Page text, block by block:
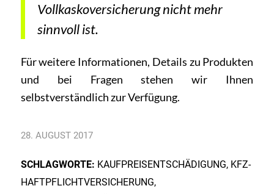
Vollkaskoversicherung nicht mehr
sinnvoll ist.
Für weitere Informationen, Details zu Produkten
und bei Fragenstehen wir Ihnen
selbstverständlich zur Verfügung.
28. AUGUST 2017
SCHLAGWORTE: KAUFPREISENTSCHÄDIGUNG, KFZ-
HAFTPFLICHTVERSICHERUNG,